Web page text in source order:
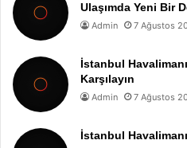
Ulaşımda Yeni Bir
Admin 7 Ağustos
İstanbul
Karşılayın
Admin 7 Ağustos
İstanbul